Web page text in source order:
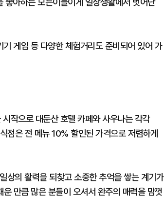
게임 등 다양한 체험거리도 준비되어 있어 가
작으로 대둔산 호텔 카페와 사우나는 각각
은 전 메뉴 10% 할인된 가격으로 저렴하게
상의 활력을 되찾고 소중한 추억을 쌓는 계기가
만큼 많은 분들이 오셔서 완주의 매력을 맘껏